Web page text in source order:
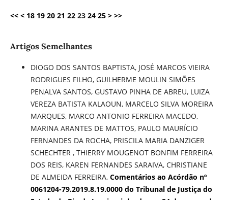
<< < 18 19 20 21 22 23 24 25 > >>
Artigos Semelhantes
DIOGO DOS SANTOS BAPTISTA, JOSÉ MARCOS VIEIRA
RODRIGUES FILHO, GUILHERME MOULIN SIMÕES
PENALVA SANTOS, GUSTAVO PINHA DE ABREU, LUIZA
VEREZA BATISTA KALAOUN, MARCELO SILVA MOREIRA
MARQUES, MARCO ANTONIO FERREIRA MACEDO,
MARINA ARANTES DE MATTOS, PAULO MAURÍCIO
FERNANDES DA ROCHA, PRISCILA MARIA DANZIGER
SCHECHTER , THIERRY MOUGENOT BONFIM FERREIRA
DOS REIS, KAREN FERNANDES SARAIVA, CHRISTIANE
DE ALMEIDA FERREIRA, Comentários ao Acórdão nº
0061204-79.2019.8.19.0000 do Tribunal de Justiça do